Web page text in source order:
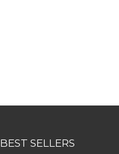
BEST SELLERS